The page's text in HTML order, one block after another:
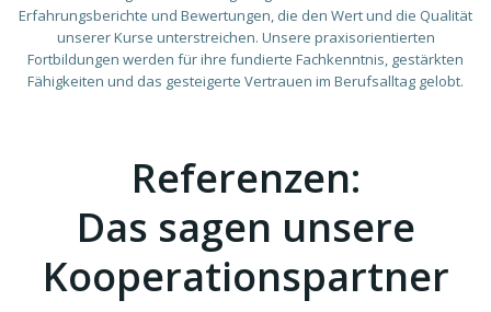
Erfahrungsberichte und Bewertungen, die den Wert und die Qualität
unserer Kurse unterstreichen. Unsere praxisorientierten
Fortbildungen werden für ihre fundierte Fachkenntnis, gestärkten
Fähigkeiten und das gesteigerte Vertrauen im Berufsalltag gelobt.
Referenzen:
Das sagen unsere
Kooperationspartner